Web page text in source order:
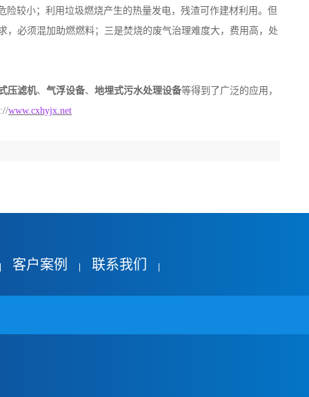
险较小；利用垃圾燃烧产生的热量发电，残渣可作建材利用。但
必须混加助燃燃料；三是焚烧的废气治理难度大，费用高，处
压滤机、 气浮设备、 地埋式污水处理设备等得到了广泛的应用，
www.cxhyjx.net
客户案例 联系我们